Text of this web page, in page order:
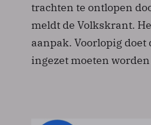
trachten te ontlopen
meldt de Volkskrant.
aanpak. Voorlopig
ingezet moeten